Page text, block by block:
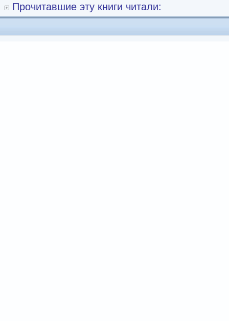
Прочитавшие эту книги читали: